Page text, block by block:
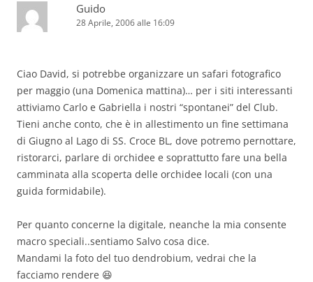
Guido
28 Aprile, 2006 alle 16:09
Ciao David, si potrebbe organizzare un safari fotografico
per maggio (una Domenica mattina)… per i siti interessanti
attiviamo Carlo e Gabriella i nostri “spontanei” del Club.
Tieni anche conto, che è in allestimento un fine settimana
di Giugno al Lago di SS. Croce BL, dove potremo pernottare,
ristorarci, parlare di orchidee e soprattutto fare una bella
camminata alla scoperta delle orchidee locali (con una
guida formidabile).
Per quanto concerne la digitale, neanche la mia consente
macro speciali..sentiamo Salvo cosa dice.
Mandami la foto del tuo dendrobium, vedrai che la
facciamo rendere 😆